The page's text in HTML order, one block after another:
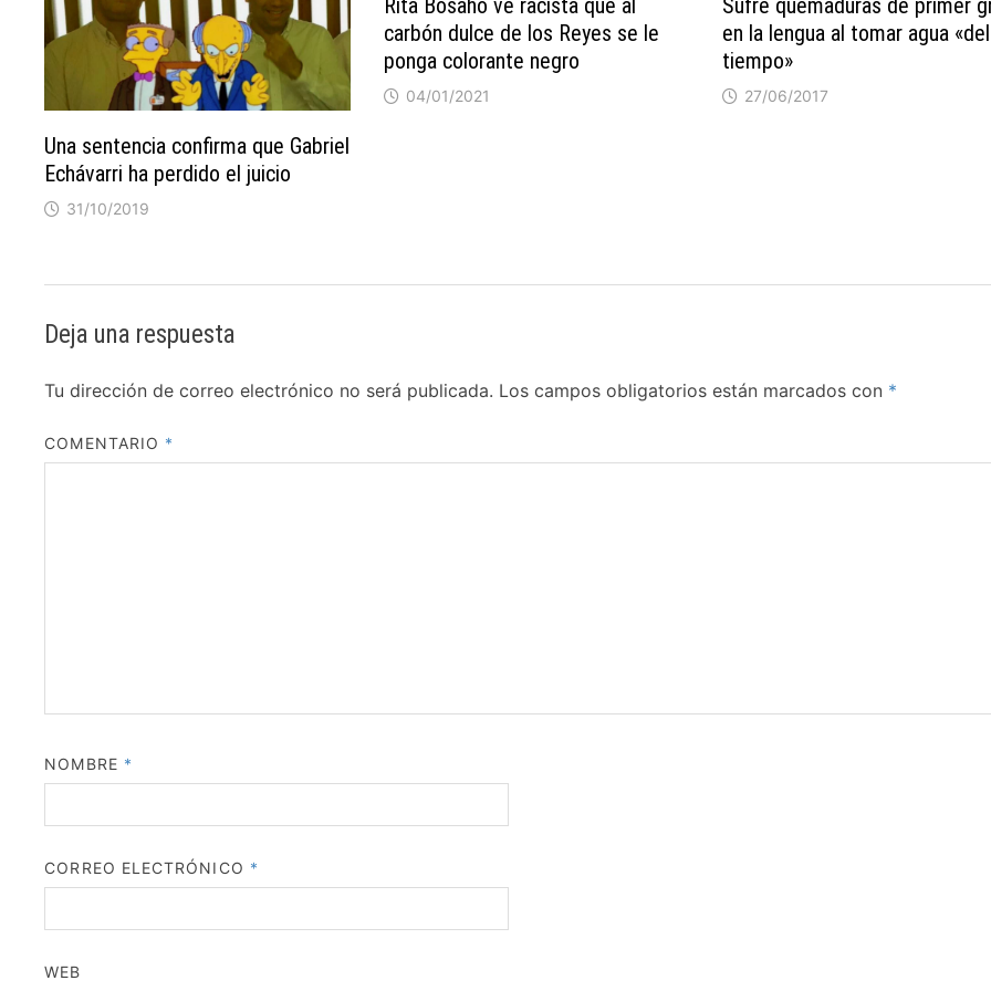
Una sentencia confirma que Gabriel
Echávarri ha perdido el juicio
31/10/2019
Rita Bosaho ve racista que al
carbón dulce de los Reyes se le
ponga colorante negro
04/01/2021
Sufre quemaduras de primer
en la lengua al tomar agua «del
tiempo»
27/06/2017
Deja una respuesta
Tu dirección de correo electrónico no será publicada. Los campos obligatorios están marcados con *
COMENTARIO *
NOMBRE *
CORREO ELECTRÓNICO *
WEB